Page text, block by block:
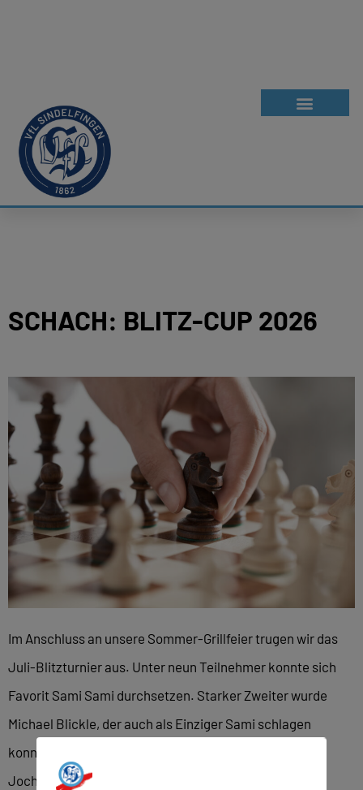
SCHACH: BLITZ-CUP 2026
Im Anschluss an unsere Sommer-Grillfeier trugen wir das
Juli-Blitzturnier aus. Unter neun Teilnehmer konnte sich
Favorit Sami Sami durchsetzen. Starker Zweiter wurde
Michael Blickle, der auch als Einziger Sami schlagen
konnte. Auf den Rängen 3 und 4 landeten punktgleich
Jochen Braun und Vormonatssieger Volker Rühl.